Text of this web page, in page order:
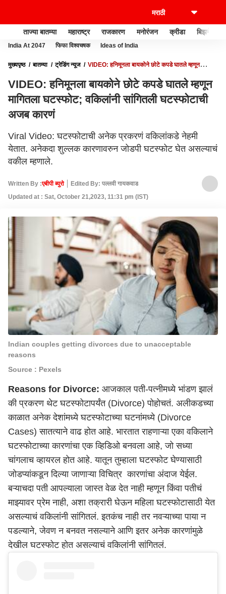
ताज्या बातम्या महाराष्ट्र राजकारण मनोरंजन क्रीडा बिझनेस
India At 2047 फिफा विश्वचषक Ideas of India
मुख्यपृष्ठ बातम्या ट्रेडिंग न्यूज
VIDEO: हनिमूनला बायकोने छोटे कपडे घातले म्हणून
VIDEO: हनिमूनला बायकोने छोटे कपडे घातले म्हणून
मागितला घटस्फोट; वकिलांनी सांगितली घटस्फोटाची
अजब कारणं
Viral Video: घटस्फोटाची अनेक प्रकरणं वकिलांकडे नेहमी
येतात. अनेकदा शुल्लक कारणावरुन जोडपी घटस्फोट घेत असल्याचं
वकील म्हणाले.
Written By :एबीपी ब्युरो
Edited By: पल्लवी गायकवाड
Updated at : Sat, October 21,2023, 11:31 pm (IST)
Indian couples getting divorces due to unacceptable
reasons
Source : Pexels
Reasons for Divorce: आजकाल पती-पत्नीमध्ये भांडण झालं
की प्रकरण थेटघटस्फोटापर्यंत (Divorce) पोहोचतं. अलीकडच्या
काळात अनेक देशांमध्ये घटस्फोटाच्या घटनांमध्ये (Divorce
Cases) सातत्याने वाढ होत आहे. भारतात राहणाऱ्या एका वकिलाने
घटस्फोटाच्या कारणांचा एक व्हिडिओ बनवला आहे, जो सध्या
चांगलाच व्हायरल होत आहे. यातून तुम्हाला घटस्फोट घेण्यासाठी
जोडप्यांकडून दिल्या जाणाऱ्या विचित्र कारणांचा अंदाज येईल.
बऱ्याचदा पती आपल्याला जास्त वेळ देत नाही म्हणून किंवा पतीचं
माझ्यावर प्रेम नाही, अशा तक्रारी घेऊन महिला घटस्फोटासाठी येत
असल्याचं वकिलांनी सांगितलं. इतकंच नाही तर नवऱ्याच्या पाया न
पडल्याने, जेवण न बनवत नसल्याने आणि इतर अनेक कारणांमुळे
देखील घटस्फोट होत असल्याचं वकिलांनी सांगितलं.